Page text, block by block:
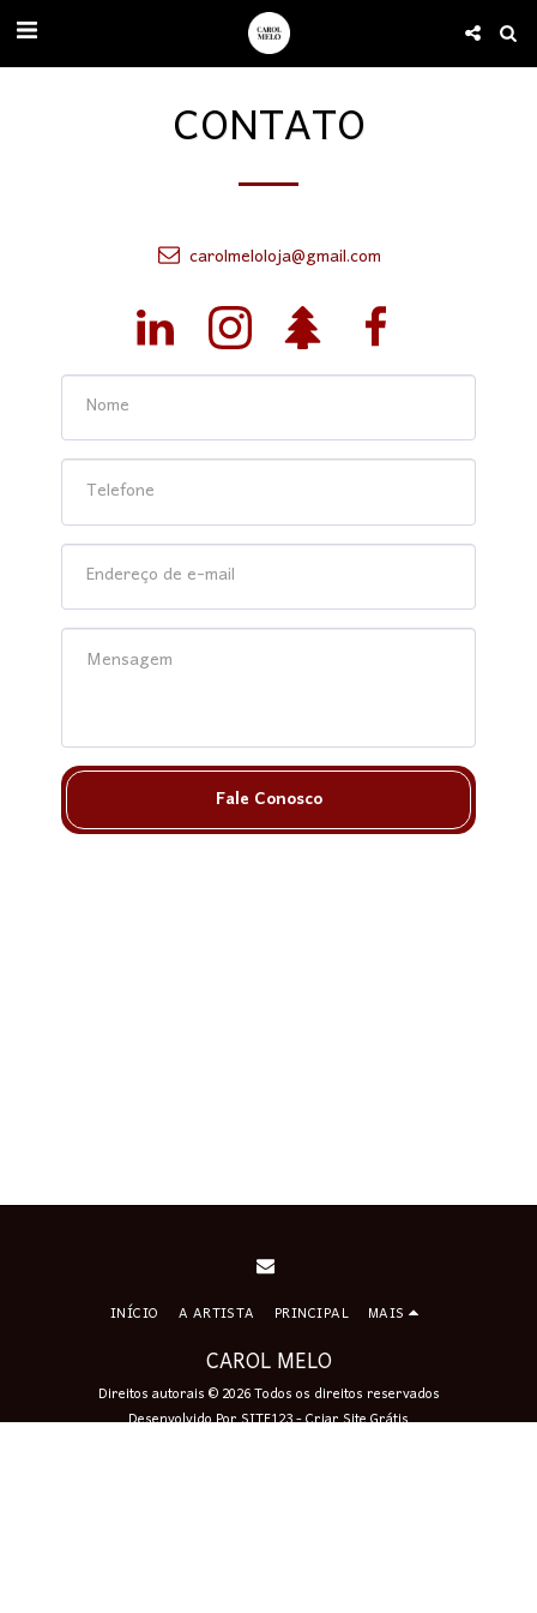
CONTATO
carolmeloloja@gmail.com
Fale Conosco
CAROL MELO
Direitos autorais © 2026 Todos os direitos reservados
Desenvolvido PorSITE123-Criar Site Grátis
INÍCIO A ARTISTA PRINCIPAL MAIS